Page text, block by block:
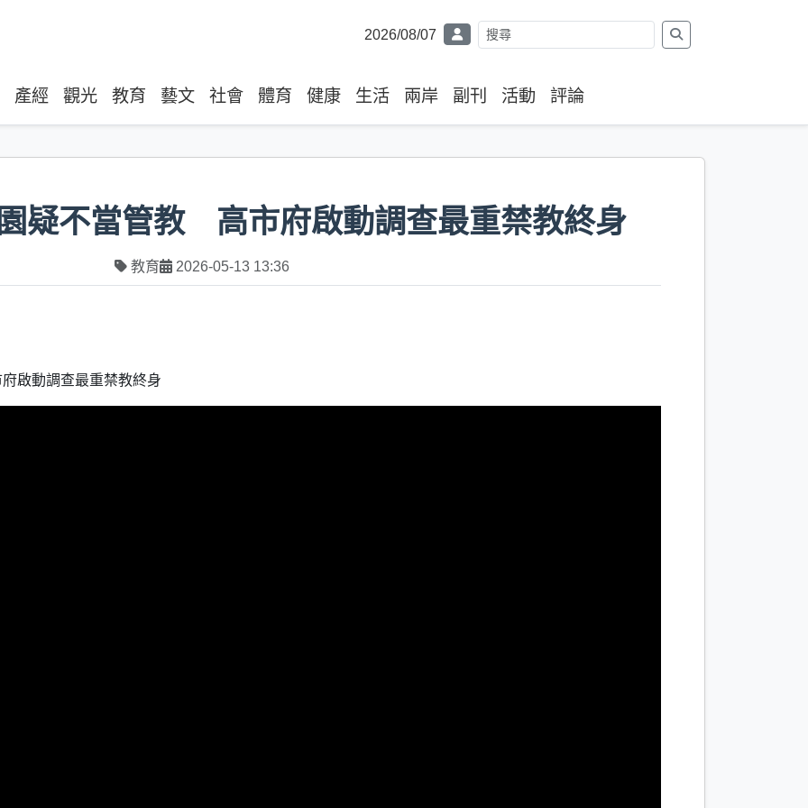
2026/08/07
產經 觀光 教育 藝文 社會 體育 健康 生活 兩岸 副刊 活動 評論
疑不當管教 高市府啟動調查最重禁教終身
教育 2026-05-13 13:36